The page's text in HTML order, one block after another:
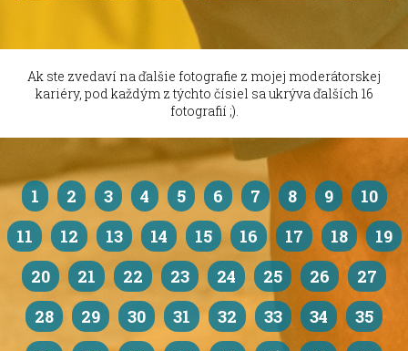
Ak ste zvedaví na ďalšie fotografie z mojej moderátorskej
kariéry, pod každým z týchto čísiel sa ukrýva ďalších 16
fotografií ;).
1 2 3 4 5 6 7 8 9
10
11
12 13 14 15 16 17 18
19
20
21 22 23 24 25 26
27
28
29 30 31 32 33 34
35